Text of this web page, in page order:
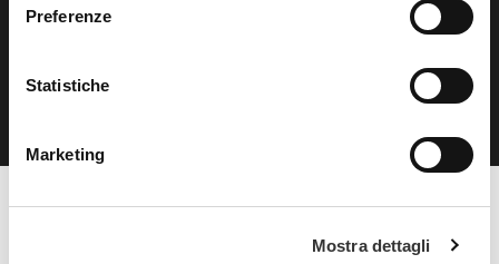
Preferenze
Statistiche
Marketing
Mostra dettagli